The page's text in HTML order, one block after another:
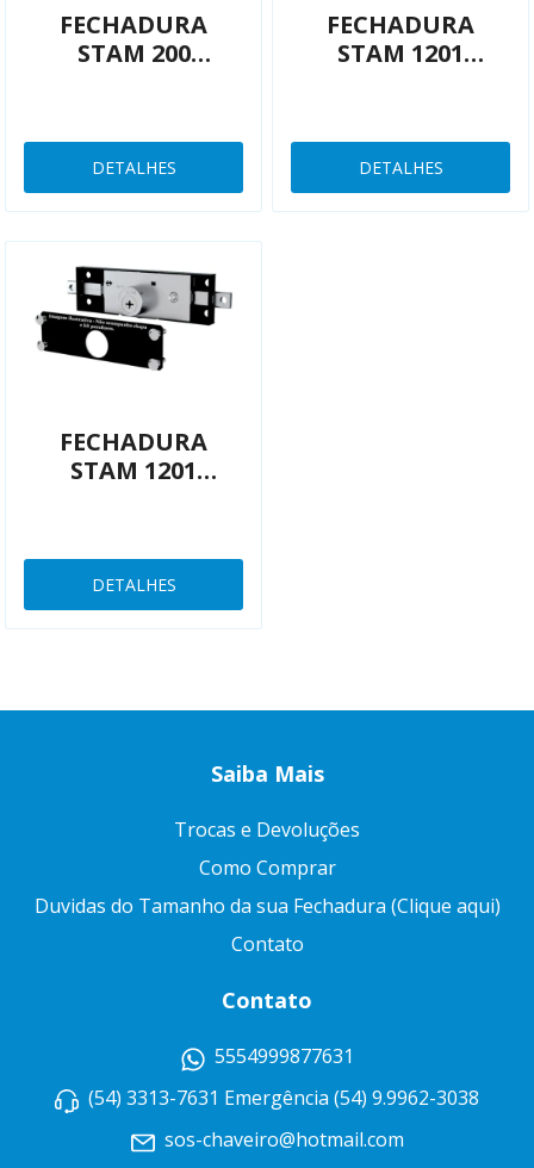
FECHADURA
STAM 200
DETALHES
FECHADURA
STAM 1201
TETRA
DETALHES
FECHADURA
STAM 1201
DETALHES
Saiba Mais
Trocas e Devoluções
Como Comprar
Duvidas do Tamanho da sua Fechadura (Clique aqui)
Contato
Contato
5554999877631
(54) 3313-7631 Emergência (54) 9.9962-3038
sos-chaveiro@hotmail.com